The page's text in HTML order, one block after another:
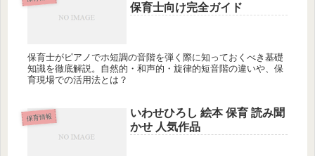
保育士向け完全ガイド
保育士がピアノでホ短調の音階を弾く際に知っておくべき基礎
知識を徹底解説。自然的・和声的・旋律的短音階の違いや、保
育現場での活用法とは？
保育情報
いわせひろし 絵本 保育 読み聞
かせ 人気作品